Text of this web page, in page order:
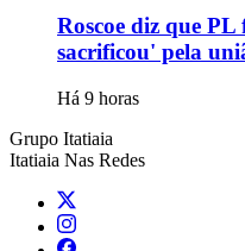
Roscoe diz que
sacrificou' pela
Há 9 horas
Grupo Itatiaia
Itatiaia Nas Redes